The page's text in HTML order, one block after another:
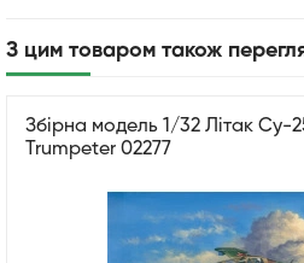
З цим товаром також
Збірна модель 1/32 Літак Су-
Trumpeter 02277